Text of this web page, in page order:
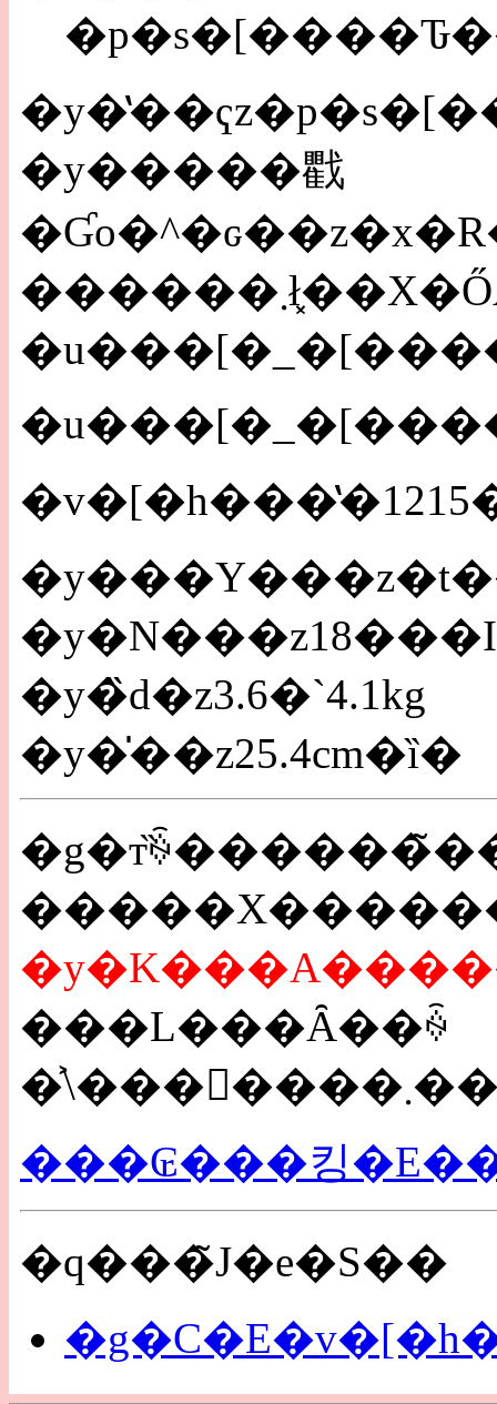
�y�����戵
��
�y�N���z18���I
�y�̏d�z3.6�`4.1kg
�y�̍��z25.4cm�ȉ�
���L���Ȃ��ꍇ
���₢���킹
�q���̃J�e�S��